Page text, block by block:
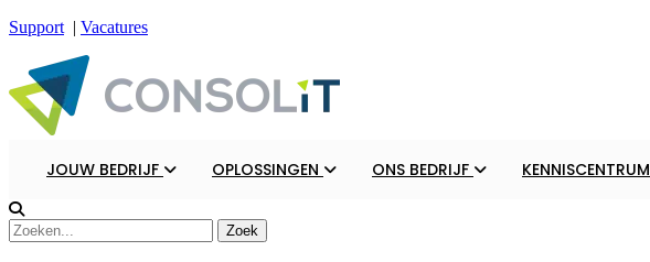
Support | Vacatures
JOUW BEDRIJF OPLOSSINGEN ONS BEDRIJF KENNISCENTRUM